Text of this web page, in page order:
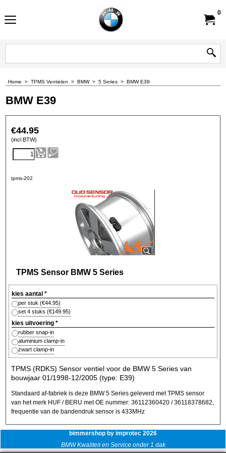
0
Home > TPMS Ventielen > BMW> 5 Series > BMW E39
BMW E39
€44.95
(incl BTW)
tpms-202
TPMS Sensor BMW 5 Series
kies aantal *
per stuk (€44.95)
set 4 stuks (€149.95)
kies uitvoering *
rubber snap-in
aluminium clamp-in
zwart clamp-in
TPMS (RDKS) Sensor ventiel voor de BMW 5 Series van
bouwjaar 01/1998-12/2005 (type: E39)
Standaard af-fabriek is deze BMW 5 Series geleverd met TPMS sensor
van het merk HUF / BERU met OE nummer: 36112360420 / 36118378682,
frequentie van de bandendruk sensor is 433MHz
bimmershop by improtec 2026
BMW Kwaliteit en Service onder 1 dak